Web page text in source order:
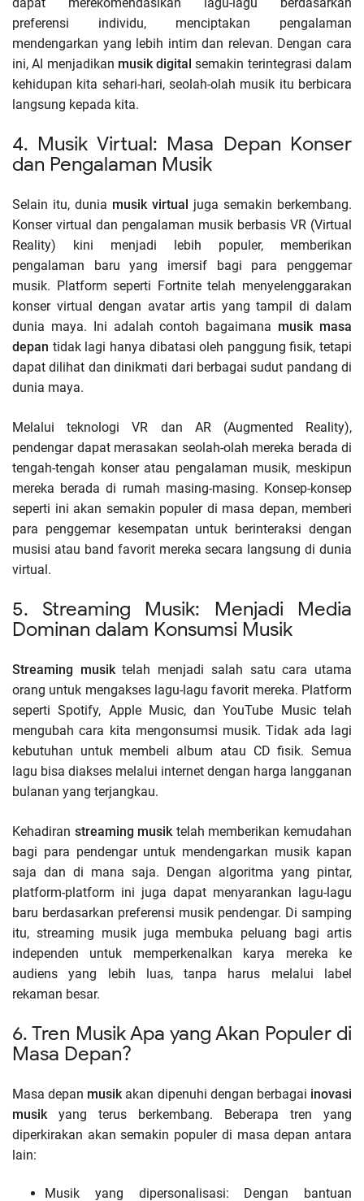
preferensi individu, menciptakan pengalaman
mendengarkan yang lebih intim dan relevan. Dengan cara
ini, AI menjadikan musik digital semakin terintegrasi dalam
kehidupan kita sehari-hari, seolah-olah musik itu berbicara
langsung kepada kita.
4. Musik Virtual: Masa Depan Konser
dan Pengalaman Musik
Selain itu, dunia musik virtual juga semakin berkembang.
Konser virtual dan pengalaman musik berbasis VR (Virtual
Reality) kini menjadi lebih populer, memberikan
pengalaman baru yang imersif bagi para penggemar
musik. Platform seperti Fortnite telah menyelenggarakan
konser virtual dengan avatar artis yang tampil di dalam
dunia maya. Ini adalah contoh bagaimana musik masa
depan tidak lagi hanya dibatasi oleh panggung fisik, tetapi
dapat dilihat dan dinikmati dari berbagai sudut pandang di
dunia maya.
Melalui teknologi VR dan AR (Augmented Reality),
pendengar dapat merasakan seolah-olah mereka berada di
tengah-tengah konser atau pengalaman musik, meskipun
mereka berada di rumah masing-masing. Konsep-konsep
seperti ini akan semakin populer di masa depan, memberi
para penggemar kesempatan untuk berinteraksi dengan
musisi atau band favorit mereka secara langsung di dunia
virtual.
5. Streaming Musik: Menjadi Media
Dominan dalam Konsumsi Musik
Streaming musiktelah menjadi salah satu cara utama
orang untuk mengakses lagu-lagu favorit mereka. Platform
seperti Spotify, Apple Music, dan YouTube Music telah
mengubah cara kita mengonsumsi musik. Tidak ada lagi
kebutuhan untuk membeli album atau CD fisik. Semua
lagu bisa diakses melalui internet dengan harga langganan
bulanan yang terjangkau.
Kehadiran streaming musiktelah memberikan kemudahan
bagi para pendengar untuk mendengarkan musik kapan
saja dan di mana saja. Dengan algoritma yang pintar,
platform-platform ini juga dapat menyarankan lagu-lagu
baru berdasarkan preferensi musik pendengar. Di samping
itu, streaming musik juga membuka peluang bagi artis
independen untuk memperkenalkan karya mereka ke
audiens yang lebih luas, tanpa harus melalui label
rekaman besar.
6. Tren Musik Apa yang Akan Populer di
Masa Depan?
Masa depan musikakan dipenuhi dengan berbagai inovasi
musikyang terus berkembang. Beberapa tren yang
diperkirakan akan semakin populer di masa depan antara
lain:
Musik yang dipersonalisasi: Dengan bantuan